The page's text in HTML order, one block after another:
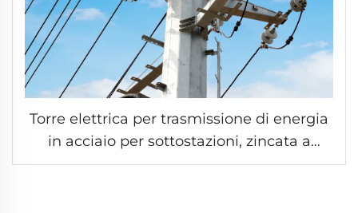
Torre elettrica per trasmissione di energia
in acciaio per sottostazioni, zincata a
caldo, altezza da 10 m a 60 m, palo per